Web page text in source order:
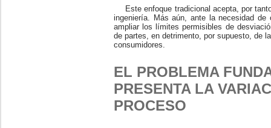
Este enfoque tradicional acepta, por
ingeniería. Más aún, ante la necesidad
ampliar los límites permisibles de
de partes, en detrimento, por supuesto, de
consumidores.
EL PROBLEMA
PRESENTA LA
PROCESO